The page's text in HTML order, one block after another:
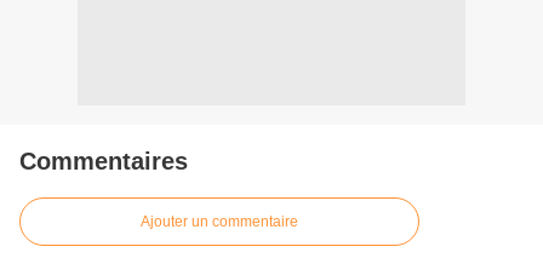
Commentaires
Ajouter un commentaire